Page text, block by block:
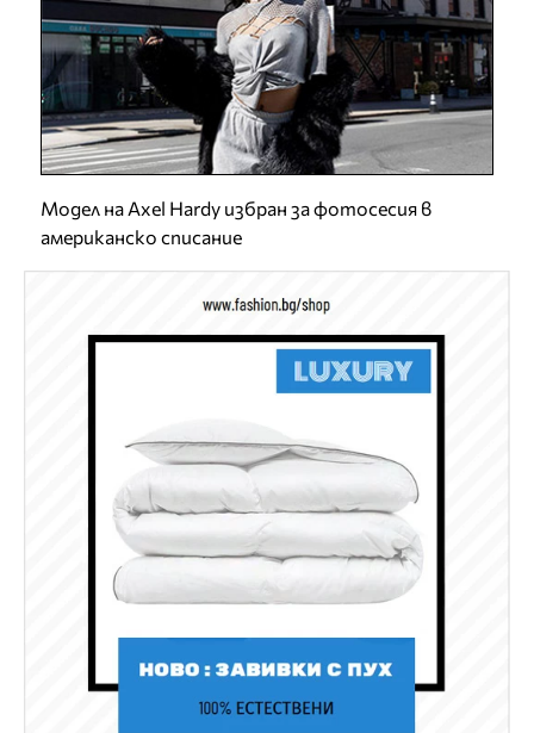
Модел на Axel Hardy избран за фотосесия в
американско списание